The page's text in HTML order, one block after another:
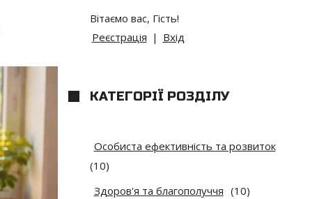
Вітаємо вас, Гість!
Реєстрація | Вхід
КАТЕГОРІЇ РОЗДІЛУ
Особиста ефективність та розвиток
(10)
Здоров'я та благополуччя (10)